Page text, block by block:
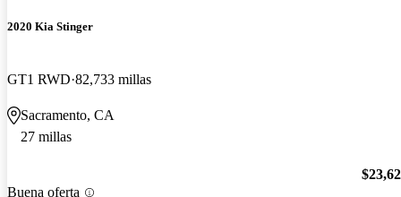
2020 Kia Stinger
GT1 RWD 82,733 millas
Sacramento, CA
27 millas
Buena oferta